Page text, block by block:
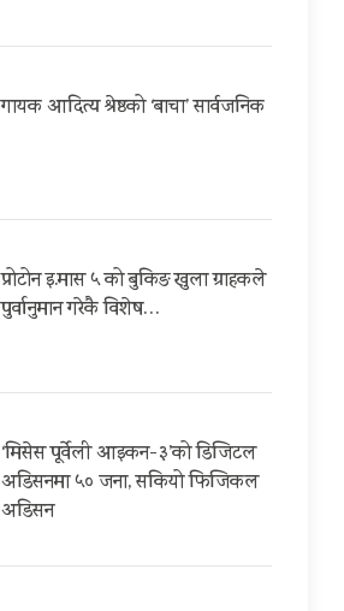
गायक आदित्य श्रेष्ठको ‘बाचा’ सार्वजनिक
प्रोटोन इ.मास ५ को बुकिङ खुला ग्राहकले
पुर्वानुमान गरेकै विशेष…
‘मिसेस पूर्वेली आइकन-३’को डिजिटल
अडिसनमा ५० जना, सकियो फिजिकल
अडिसन